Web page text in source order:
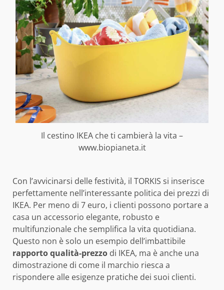
Il cestino IKEA che ti cambierà la vita –
www.biopianeta.it
Con l’avvicinarsi delle festività, il TORKIS si inserisce
perfettamente nell’interessante politica dei prezzi di
IKEA. Per meno di 7 euro, i clienti possono portare a
casa un accessorio elegante, robusto e
multifunzionale che semplifica la vita quotidiana.
Questo non è solo un esempio dell’imbattibile
rapporto qualità-prezzo di IKEA, ma è anche una
dimostrazione di come il marchio riesca a
rispondere alle esigenze pratiche dei suoi clienti.